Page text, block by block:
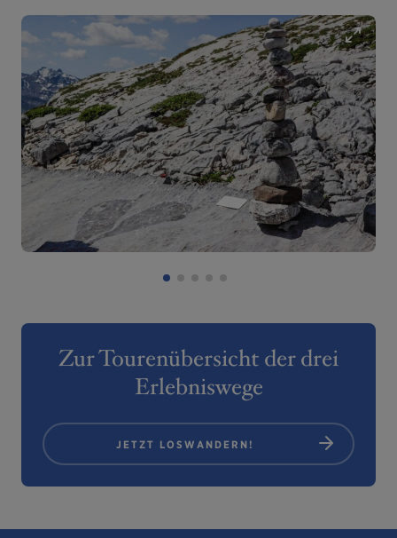
Zur Tourenübersicht der drei
Erlebniswege
JETZT LOSWANDERN!